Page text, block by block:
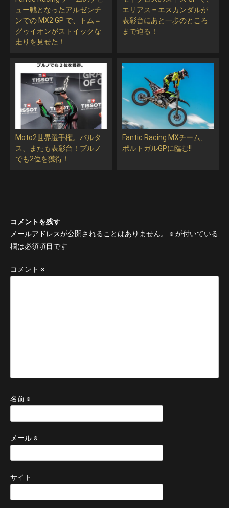
ュー戦となったアルゼンチ
ンでの MX2 GP で、トム＝
グゥイオンがストイックな
走りを見せた！
エリアス＝エスカンダルが
表彰台にあと一歩のところ
まで迫る！
Moto2世界選手権。バルタ
ス、またも表彰台！ブルノ
でも2位を獲得！
Fantic Racing MXチーム、
ポルトガルGPに臨む!!
コメントを残す
メールアドレスが公開されることはありません。
※ が付いている
欄は必須項目です
コメント ※
名前※
メール※
サイト